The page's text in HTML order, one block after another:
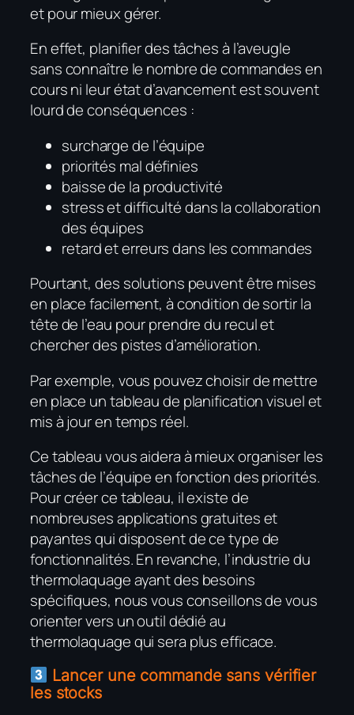
et pour mieux gérer.
En effet, planifier des tâches à l’aveugle
sans connaître le nombre de commandes en
cours ni leur état d’avancement est souvent
lourd de conséquences :
surcharge de l’équipe
priorités mal définies
baisse de la productivité
stress et difficulté dans la collaboration
des équipes
retard et erreurs dans les commandes
Pourtant, des solutions peuvent être mises
en place facilement, à condition de sortir la
tête de l’eau pour prendre du recul et
chercher des pistes d’amélioration.
Par exemple, vous pouvez choisir de mettre
en place un tableau de planification visuel et
mis à jour en temps réel.
Ce tableau vous aidera à mieux organiser les
tâches de l’équipe en fonction des priorités.
Pour créer ce tableau, il existe de
nombreuses applications gratuites et
payantes qui disposent de ce type de
fonctionnalités. En revanche, l’industrie du
thermolaquage ayant des besoins
spécifiques, nous vous conseillons de vous
orienter vers un outil dédié au
thermolaquage qui sera plus efficace.
Lancer une commande sans vérifier
les stocks